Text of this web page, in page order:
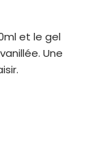
et le gel
Une